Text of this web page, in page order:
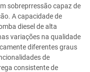
sobreprressão capaz de
A capacidade de
diesel de alta
variações na qualidade
diferentes graus
de
consistente de